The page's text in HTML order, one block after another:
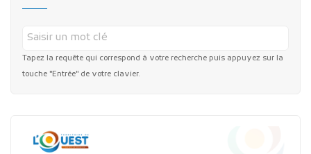
Tapez la requête qui correspond à votre recherche puis appuyez sur la
touche "Entrée" de votre clavier.